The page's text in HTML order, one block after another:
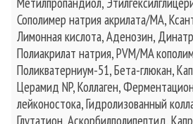
Сополимер натрия акрилата/MA,
Лимонная кислота, Аденозин,
Полиакрилат натрия, PVM/MA
Поликватерниум-51, Бета-глюкан,
Церамид NP, Коллаген,
лейконостока, Гидролизованный
Глутатион, Аскорбилполипептид,